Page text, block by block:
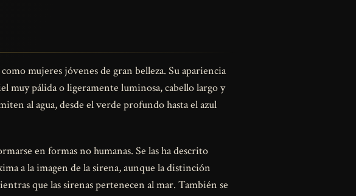
mujeres jóvenes de gran belleza. Su apariencia
muy pálida o ligeramente luminosa, cabello largo y
al agua, desde el verde profundo hasta el azul
en formas no humanas. Se las ha descrito
a la imagen de la sirena, aunque la distinción
que las sirenas pertenecen al mar. También se